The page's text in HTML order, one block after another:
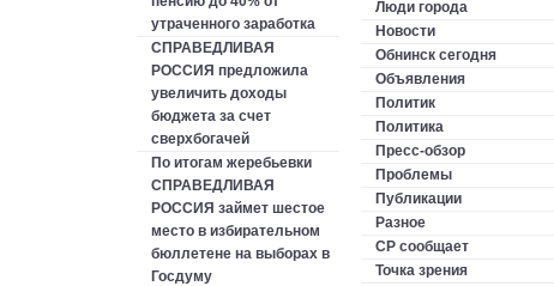
утраченного заработка
СПРАВЕДЛИВАЯ
РОССИЯ предложила
увеличить доходы
бюджета за счет
сверхбогачей
По итогам жеребьевки
СПРАВЕДЛИВАЯ
РОССИЯ займет шестое
место в избирательном
бюллетене на выборах в
Госдуму
Люди города
Новости
Обнинск сегодня
Объявления
Политик
Политика
Пресс-обзор
Проблемы
Публикации
Разное
СР сообщает
Точка зрения